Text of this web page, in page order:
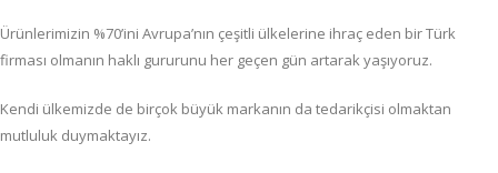
Ürünlerimizin %70’ini Avrupa’nın çeşitli ülkelerine ihraç eden bir Türk
firması olmanın haklı gururunu her geçen gün artarak yaşıyoruz.
Kendi ülkemizde de birçok büyük markanın da tedarikçisi olmaktan
mutluluk duymaktayız.